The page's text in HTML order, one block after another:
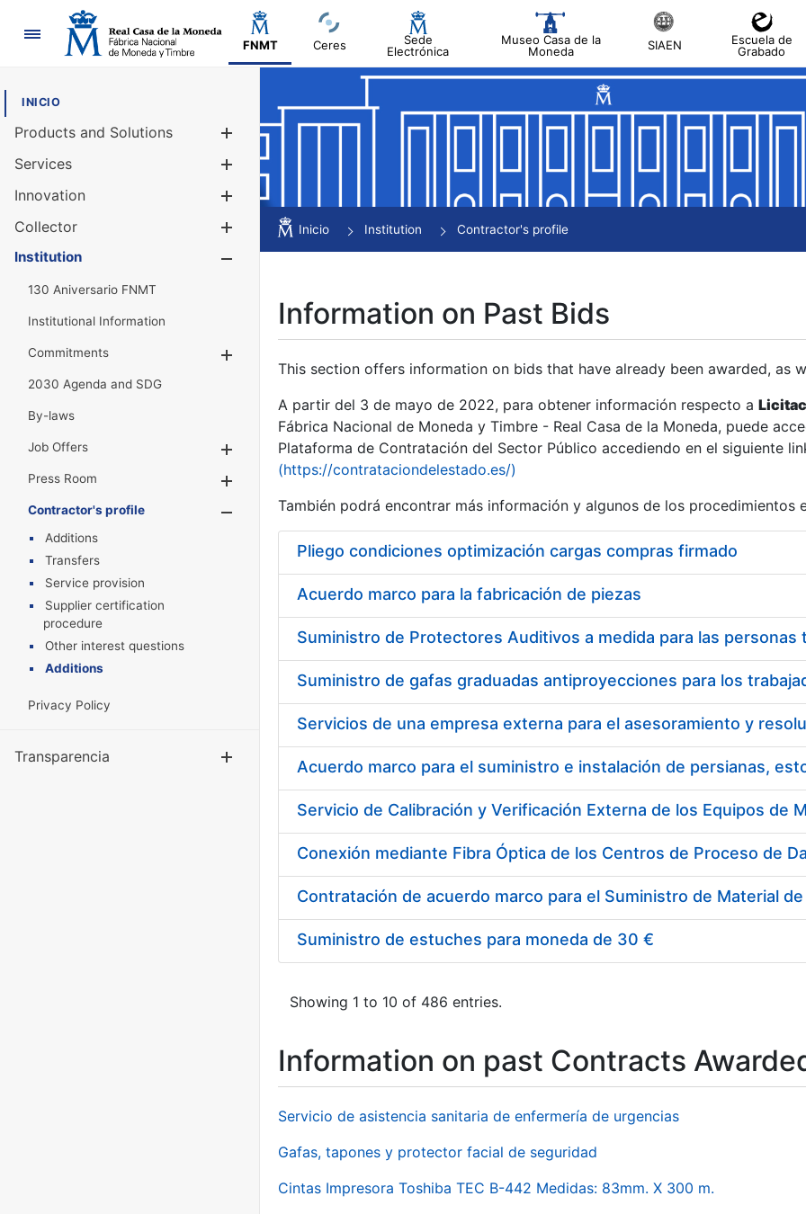
Navigation
FNMT Ceres
Sede
Electrónica
Museo Casa de la
Moneda
SIAEN
Escuela de
Grabado
INICIO
Products and Solutions
Services
Innovation
Collector
Show/Hide
Institution
130 Aniversario FNMT
Institutional Information
Commitments
2030 Agenda and SDG
By-laws
Job Offers
Show/Hide
Press Room
Show/Hide
Contractor's profile
Show/Hide
Additions
Transfers
Service provision
Supplier certification
procedure
Other interest questions
Additions
Privacy Policy
Transparencia Show/Hide
Inicio Institution Contractor's profile
Information on Past Bids
This section offers information on bids that have already been awarded, as
A partir del 3 de mayo de 2022, para obtener información respecto a
Fábrica Nacional de Moneda y Timbre - Real Casa de la Moneda, puede
Plataforma de Contratación del Sector Público accediendo en el siguiente
(https://contrataciondelestado.es/)
También podrá encontrar más información y algunos de los procedimientos
Pliego condiciones optimización cargas compras firmado
Acuerdo marco para la fabricación de piezas
Acuerdo marco para el suministro e instalación de persianas,
Suministro de estuches para moneda de 30 €
Showing 1 to 10 of 486 entries.
Information on past Contracts
Servicio de asistencia sanitaria de enfermería de urgencias
Gafas, tapones y protector facial de seguridad
Cintas Impresora Toshiba TEC B-442 Medidas: 83mm. X 300 m.